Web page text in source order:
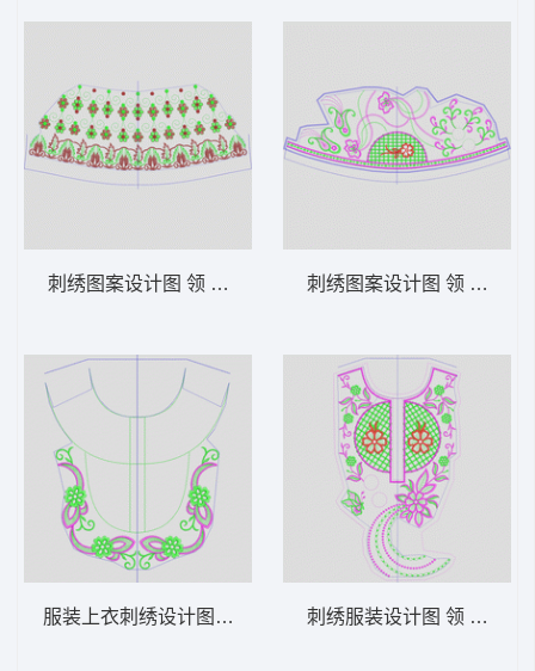
刺绣图案设计图 领 衣边下摆 中东阿拉伯 泰
服装上衣刺绣设计图 领 衣边下摆 中东阿拉
刺绣图案设计图 领 衣边下
刺绣服装设计图 领 衣边下